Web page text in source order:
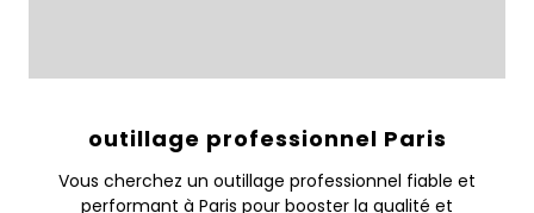
outillage professionnel Paris
Vous cherchez un outillage professionnel fiable et
performant à Paris pour booster la qualité et